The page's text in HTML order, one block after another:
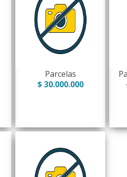
Parcelas
$ 30.000.000